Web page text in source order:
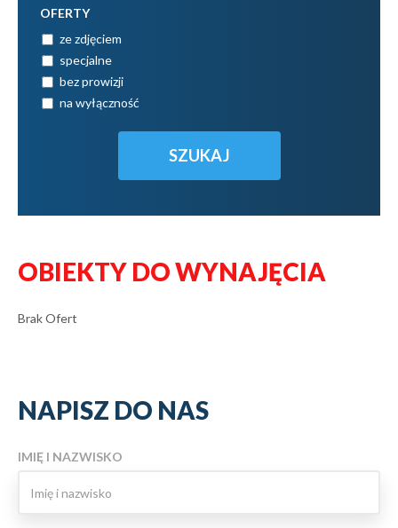
OFERTY
ze zdjęciem
specjalne
bez prowizji
na wyłączność
OBIEKTY DO WYNAJĘCIA
Brak Ofert
NAPISZ DO NAS
IMIĘ I NAZWISKO